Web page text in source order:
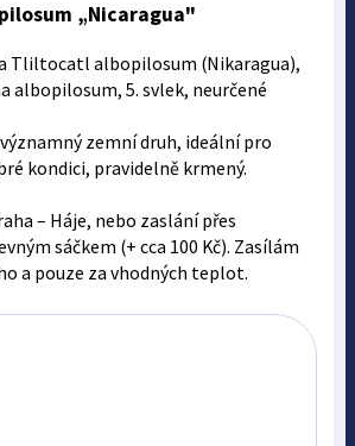
„Nicaragua"
Tliltocatl albopilosum (Nikaragua),
albopilosum, 5. svlek, neurčené
zemní druh, ideální pro
kondici, pravidelně krmený.
– Háje, nebo zaslání přes
sáčkem (+ cca 100 Kč). Zasílám
a pouze za vhodných teplot.